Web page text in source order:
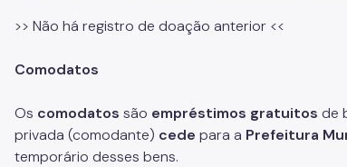
>> Não há registro de doação anterior <<
Comodatos
Os comodatos são empréstimos gratuitos de
privada (comodante) cede para a Prefeitura
temporário desses bens.